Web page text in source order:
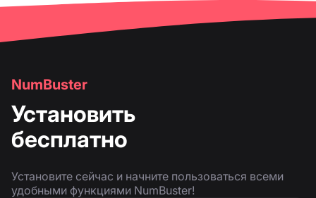
NumBuster
Установить
бесплатно
Установите сейчас и начните пользоваться всеми
удобными функциями NumBuster!